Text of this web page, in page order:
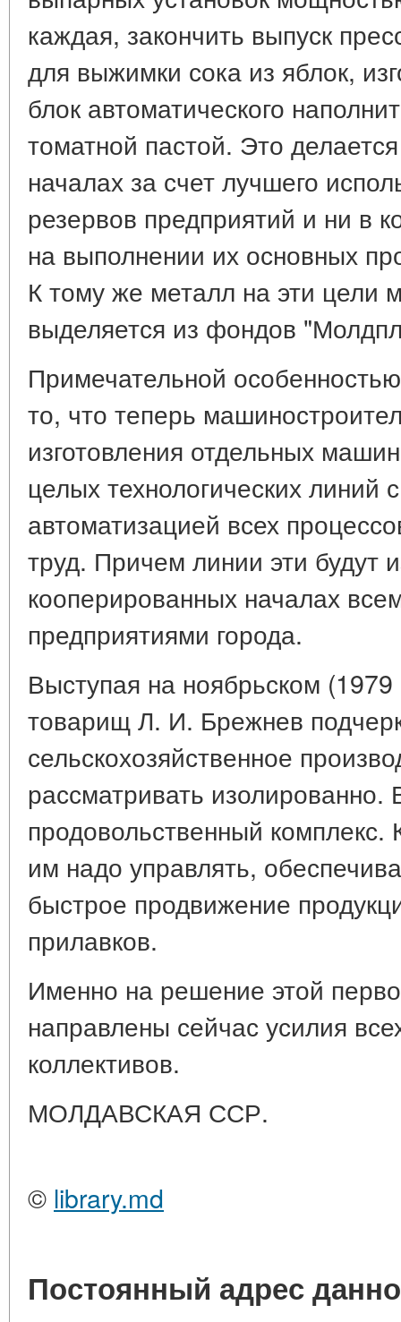
каждая, закончить выпуск
для выжимки сока из яблок,
блок автоматического
томатной пастой. Это
началах за счет лучшего
резервов предприятий и ни в
на выполнении их основных
К тому же металл на эти цели
выделяется из фондов
Примечательной
то, что теперь
изготовления отдельных
целых технологических линий
автоматизацией всех
труд. Причем линии эти будут
кооперированных началах
предприятиями города.
Выступая на ноябрьском
товарищ Л. И. Брежнев
сельскохозяйственное
рассматривать изолированно.
продовольственный
им надо управлять,
быстрое продвижение
прилавков.
Именно на решение этой
направлены сейчас усилия
коллективов.
МОЛДАВСКАЯ ССР.
© library.md
Постоянный адрес